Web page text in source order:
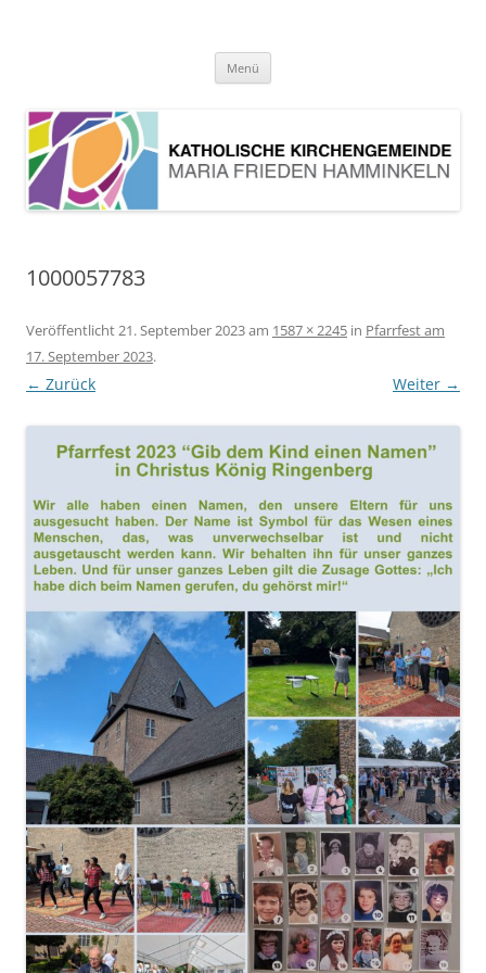
Menü
1000057783
Veröffentlicht21. September 2023am 1587 × 2245 in Pfarrfest am
17. September 2023.
← Zurück Weiter →